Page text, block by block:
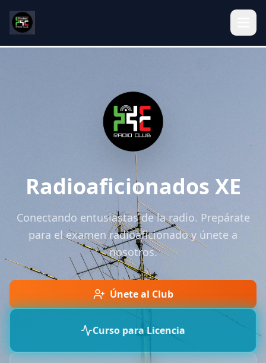
Radioaficionados XE
Conectando entusiastas de la radio. Prepárate
para el examen radioaficionado y únete a
nosotros.
Únete al Club
Curso para Licencia